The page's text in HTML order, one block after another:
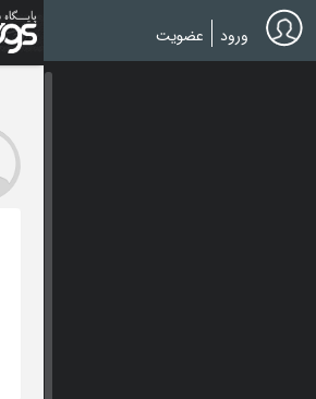
Skip
to
main
ورود عضویت